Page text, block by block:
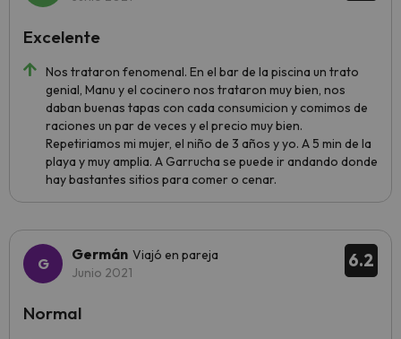
Nos trataron fenomenal. En el bar de la piscina un trato
genial, Manu y el cocinero nos trataron muy bien, nos
daban buenas tapas con cada consumicion y comimos de
raciones un par de veces y el precio muy bien.
Repetiriamos mi mujer, el niño de 3 años y yo. A 5 min de la
playa y muy amplia. A Garrucha se puede ir andando donde
hay bastantes sitios para comer o cenar.
Excelente
6.2
Germán Viajó en pareja
Junio 2021
Normal